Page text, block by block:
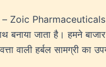
– Zoic Pharmaceuticals
बनाया जाता है। हमने
वाली हर्बल सामग्री का